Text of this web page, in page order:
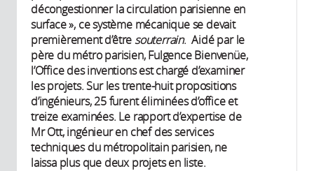
décongestionner la circulation parisienne en
surface », ce système mécanique se devait
premièrement d’êtresouterrain. Aidé par le
père du métro parisien, Fulgence Bienvenüe,
l’Office des inventions est chargé d’examiner
les projets. Sur les trente-huit propositions
d’ingénieurs, 25 furent éliminées d’office et
treize examinées. Le rapport d’expertise de
Mr Ott, ingénieur en chef des services
techniques du métropolitain parisien, ne
laissa plus que deux projets en liste.